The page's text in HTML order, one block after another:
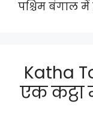
पश्चिम बंगाल में
Katha
एक कट्ठा